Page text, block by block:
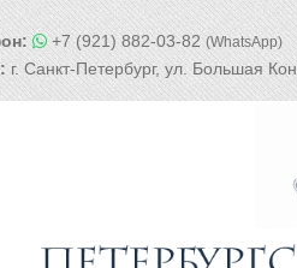
+7 (921) 882-03-82(WhatsApp)
г. Санкт-Петербург, ул. Большая